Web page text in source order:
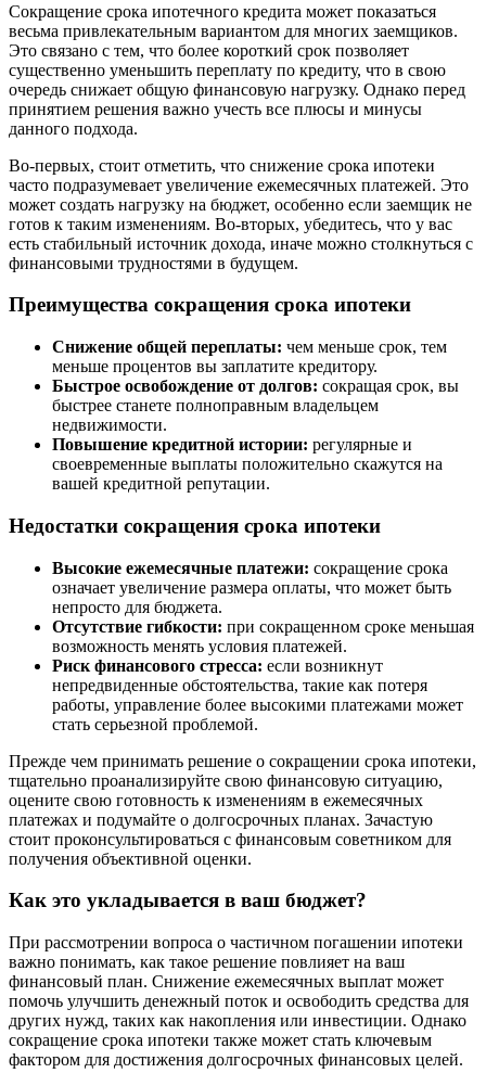
Сокращение срока ипотечного кредита может показаться
весьма привлекательным вариантом для многих заемщиков.
Это связано с тем, что более короткий срок позволяет
существенно уменьшить переплату по кредиту, что в свою
очередь снижает общую финансовую нагрузку. Однако перед
принятием решения важно учесть все плюсы и минусы
данного подхода.
Во-первых, стоит отметить, что снижение срока ипотеки
часто подразумевает увеличение ежемесячных платежей. Это
может создать нагрузку на бюджет, особенно если заемщик не
готов к таким изменениям. Во-вторых, убедитесь, что у вас
есть стабильный источник дохода, иначе можно столкнуться с
финансовыми трудностями в будущем.
Преимущества сокращения срока ипотеки
Снижение общей переплаты: чем меньше срок, тем
меньше процентов вы заплатите кредитору.
Быстрое освобождение от долгов: сокращая срок, вы
быстрее станете полноправным владельцем
недвижимости.
Повышение кредитной истории: регулярные и
своевременные выплаты положительно скажутся на
вашей кредитной репутации.
Недостатки сокращения срока ипотеки
Высокие ежемесячные платежи: сокращение срока
означает увеличение размера оплаты, что может быть
непросто для бюджета.
Отсутствие гибкости: при сокращенном сроке меньшая
возможность менять условия платежей.
Риск финансового стресса: если возникнут
непредвиденные обстоятельства, такие как потеря
работы, управление более высокими платежами может
стать серьезной проблемой.
Прежде чем принимать решение о сокращении срока ипотеки,
тщательно проанализируйте свою финансовую ситуацию,
оцените свою готовность к изменениям в ежемесячных
платежах и подумайте о долгосрочных планах. Зачастую
стоит проконсультироваться с финансовым советником для
получения объективной оценки.
Как это укладывается в ваш бюджет?
При рассмотрении вопроса о частичном погашении ипотеки
важно понимать, как такое решение повлияет на ваш
финансовый план. Снижение ежемесячных выплат может
помочь улучшить денежный поток и освободить средства для
других нужд, таких как накопления или инвестиции. Однако
сокращение срока ипотеки также может стать ключевым
фактором для достижения долгосрочных финансовых целей.